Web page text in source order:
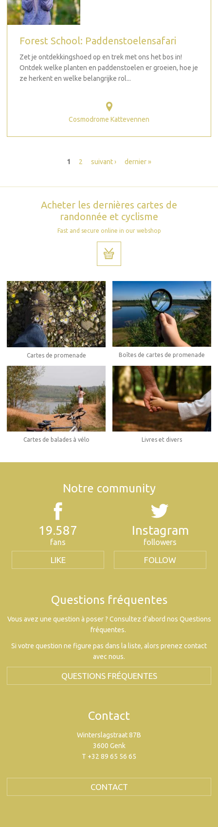
Forest School: Paddenstoelensafari
Zet je ontdekkingshoed op en trek met ons het bos in!
Ontdek welke planten en paddenstoelen er groeien, hoe je
ze herkent en welke belangrijke rol...
Cosmodrome Kattevennen
1 2 suivant › dernier »
Acheter les dernières cartes de
randonnée et cyclisme
Fast and secure online in our webshop
Cartes de promenade Boîtes de cartes de promenade
Cartes de balades à vélo Livres et divers
Notre community
19.587
fans
LIKE
Instagram
followers
FOLLOW
Questions fréquentes
Vous avez une question à poser ? Consultez d’abord nos Questions
fréquentes.
Si votre question ne figure pas dans la liste, alors prenez contact
avec nous.
QUESTIONS FRÉQUENTES
Contact
Winterslagstraat 87B
3600 Genk
T +32 89 65 56 65
CONTACT